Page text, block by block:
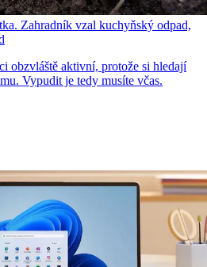
Zahradník vzal kuchyňský odpad,
obzvláště aktivní, protože si hledají
Vypudit je tedy musíte včas.